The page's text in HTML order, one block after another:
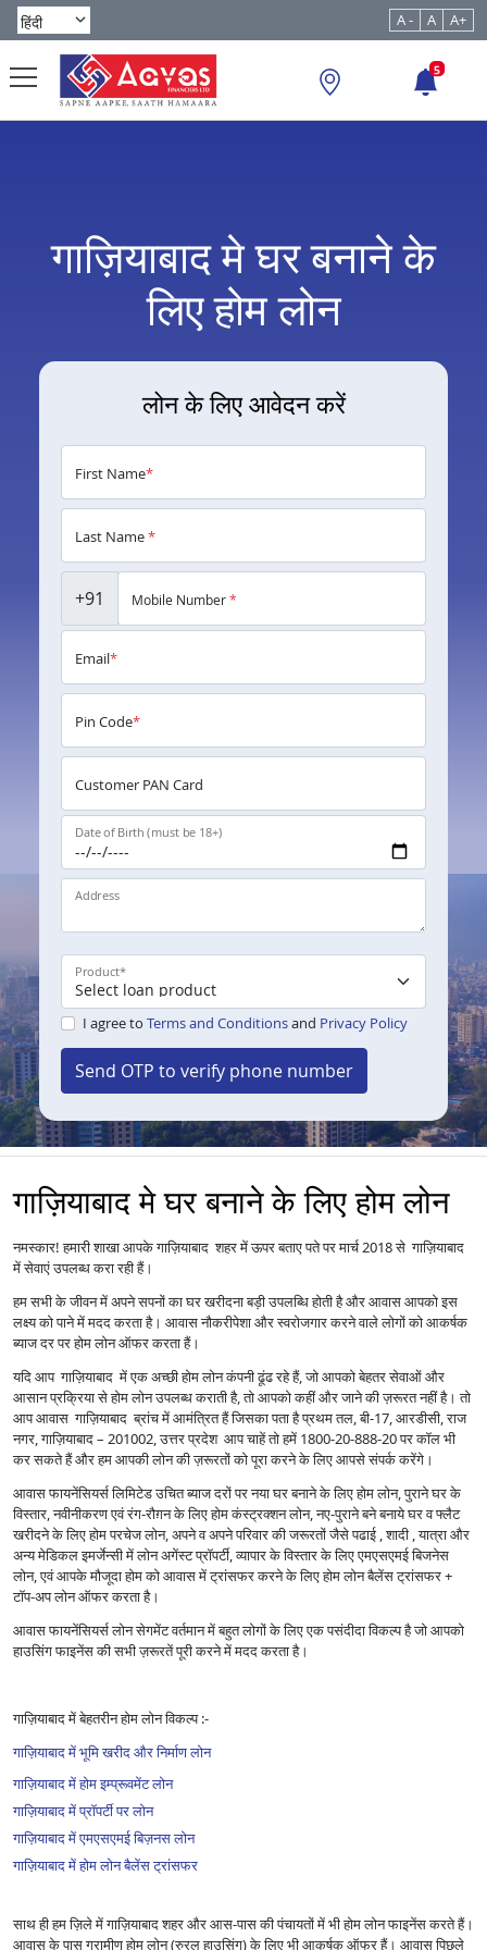
A - A A+
5
गाज़ियाबाद मे घर बनाने के
लिए होम लोन
लोन के लिए आवेदन करें
First Name*
Last Name*
+91 Mobile Number*
Email*
Pin Code*
Customer PAN Card
Date of Birth (must be 18+)
Address
Product*
I agree to Terms and Conditionsand Privacy Policy
Send OTP to verify phone number
गाज़ियाबाद मे घर बनाने के लिए होम लोन
नमस्कार! हमारी शाखा आपके गाज़ियाबाद शहर में ऊपर बताए पते पर मार्च 2018 से गाज़ियाबाद
में सेवाएं उपलब्ध करा रही हैं।
हम सभी के जीवन में अपने सपनों का घर खरीदना बड़ी उपलब्धि होती है और आवास आपको इस
लक्ष्य को पाने में मदद करता है। आवास नौकरीपेशा और स्वरोजगार करने वाले लोगों को आकर्षक
ब्याज दर पर होम लोन ऑफर करता हैं।
यदि आप गाज़ियाबाद में एक अच्छी होम लोन कंपनी ढूंढ रहे हैं, जो आपको बेहतर सेवाओं और
आसान प्रक्रिया से होम लोन उपलब्ध कराती है, तो आपको कहीं और जाने की ज़रूरत नहीं है। तो
आप आवास गाज़ियाबाद ब्रांच में आमंत्रित हैं जिसका पता है प्रथम तल, बी-17, आरडीसी, राज
नगर, गाज़ियाबाद – 201002, उत्तर प्रदेश आप चाहें तो हमें 1800-20-888-20 पर कॉल भी
कर सकते हैं और हम आपकी लोन की ज़रूरतों को पूरा करने के लिए आपसे संपर्क करेंगे।
आवास फायनेंसियर्स लिमिटेड उचित ब्याज दरों पर नया घर बनाने के लिए होम लोन, पुराने घर के
विस्तार, नवीनीकरण एवं रंग-रौग़न के लिए होम कंस्ट्रक्शन लोन, नए-पुराने बने बनाये घर व फ्लैट
खरीदने के लिए होम परचेज लोन, अपने व अपने परिवार की जरूरतों जैसे पढाई , शादी , यात्रा और
अन्य मेडिकल इमर्जेन्सी में लोन अगेंस्ट प्रॉपर्टी, व्यापार के विस्तार के लिए एमएसएमई बिजनेस
लोन, एवं आपके मौजूदा होम को आवास में ट्रांसफर करने के लिए होम लोन बैलेंस ट्रांसफर +
टॉप-अप लोन ऑफर करता है।
आवास फायनेंसियर्स लोन सेगमेंट वर्तमान में बहुत लोगों के लिए एक पसंदीदा विकल्प है जो आपको
हाउसिंग फाइनेंस की सभी ज़रूरतें पूरी करने में मदद करता है।
गाज़ियाबाद में बेहतरीन होम लोन विकल्प :-
गाज़ियाबाद में भूमि खरीद और निर्माण लोन
गाज़ियाबाद में होम इम्प्रूवमेंट लोन
गाज़ियाबाद में प्रॉपर्टी पर लोन
गाज़ियाबाद में एमएसएमई बिज़नस लोन
गाज़ियाबाद में होम लोन बैलेंस ट्रांसफर
साथ ही हम ज़िले में गाज़ियाबाद शहर और आस-पास की पंचायतों में भी होम लोन फाइनेंस करते हैं।
आवास के पास ग्रामीण होम लोन (रुरल हाउसिंग) के लिए भी आकर्षक ऑफर हैं। आवास पिछले